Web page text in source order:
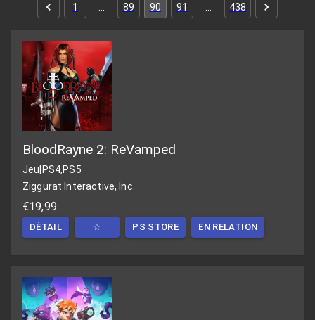
1 89 90 91 438
BloodRayne 2: ReVamped
Jeu|PS4,PS5
Ziggurat Interactive, Inc.
€19,99
DÉTAIL ☆ PS STORE EN RELATION